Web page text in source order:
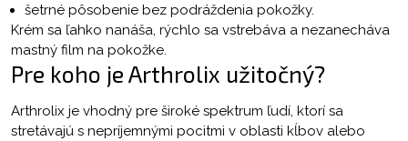
šetrné pôsobenie bez podráždenia pokožky.
Krém sa ľahko nanáša, rýchlo sa vstrebáva a nezanecháva
mastný film na pokožke.
Pre koho je Arthrolix užitočný?
Arthrolix je vhodný pre široké spektrum ľudí, ktorí sa
stretávajú s nepríjemnými pocitmi v oblasti kĺbov alebo